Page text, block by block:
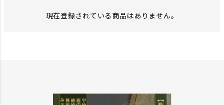
現在登録されている商品はありません。